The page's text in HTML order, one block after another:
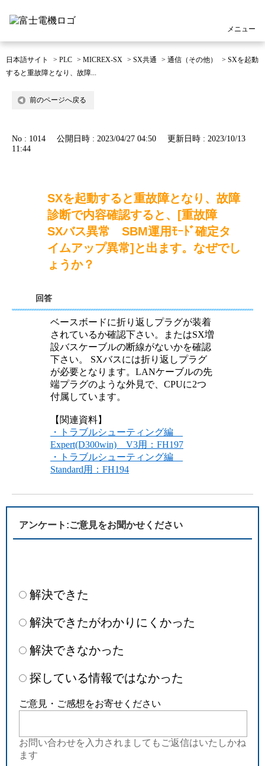
メニュー
日本語サイト > PLC > MICREX-SX > SX共通 > 通信（その他） > SXを起動
すると重故障となり、故障...
前のページへ戻る
No : 1014 公開日時 : 2023/04/27 04:50
更新日時 : 2023/10/13
11:44
SXを起動すると重故障となり、故障
診断で内容確認すると、[重故障
SXバス異常 SBM運用ﾓｰﾄﾞ確定タ
イムアップ異常]と出ます。なぜでし
ょうか？
回答
ベースボードに折り返しプラグが装着
されているか確認下さい。またはSX増
設バスケーブルの断線がないかを確認
下さい。 SXバスには折り返しプラグ
が必要となります。LANケーブルの先
端プラグのような外見で、CPUに2つ
付属しています。
【関連資料】
・トラブルシューティング編
Expert(D300win) V3用：FH197
・トラブルシューティング編
Standard用：FH194
アンケート:ご意見をお聞かせください
解決できた
解決できたがわかりにくかった
解決できなかった
探している情報ではなかった
ご意見・ご感想をお寄せください
お問い合わせを入力されましてもご返信はいたしかね
ます